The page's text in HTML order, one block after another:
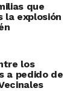
que
la explosión
los
a pedido de